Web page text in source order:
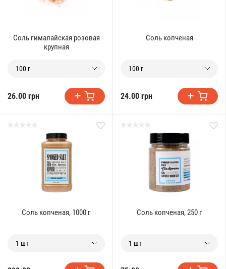
Соль гималайская розовая
крупная
100 г
26.00 грн
Соль копченая
100 г
24.00 грн
Соль копченая, 1000 г
1 шт
Соль копченая, 250 г
1 шт